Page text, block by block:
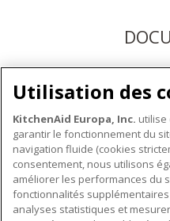
Téléchargez les modes
produit pour bénéficier du
À PROPOS DE KITCHENAID
Utilisation des
KitchenAid Europa, Inc. utilise
garantir le fonctionnement du
navigation fluide (cookies
consentement, nous utilisons
améliorer les performances du
fonctionnalités
analyses statistiques et